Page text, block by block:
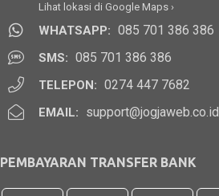
Lihat lokasi di Google Maps ›
WHATSAPP: 085 701 386 386
SMS: 085 701 386 386
TELEPON: 0274 447 7682
EMAIL: support@jogjaweb.co.id
PEMBAYARAN TRANSFER BANK